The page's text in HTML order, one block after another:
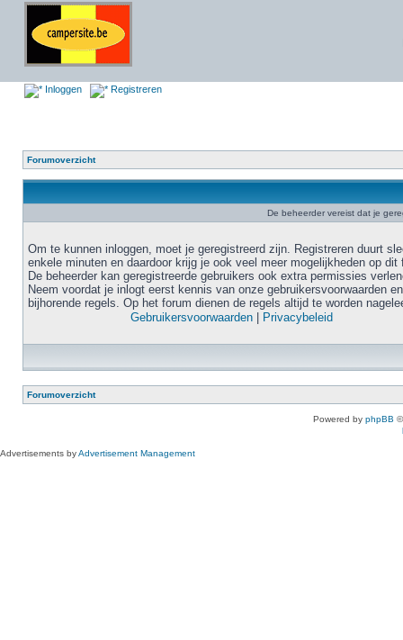
Inloggen Registreren
Forumoverzicht
De beheerder vereist dat je
Om te kunnen inloggen, moet je geregistreerd zijn. Registreren duurt
enkele minuten en daardoor krijg je ook veel meer mogelijkheden op dit
De beheerder kan geregistreerde gebruikers ook extra permissies
Neem voordat je inlogt eerst kennis van onze gebruikersvoorwaarden en
bijhorende regels. Op het forum dienen de regels altijd te worden
Gebruikersvoorwaarden
Privacybeleid
Forumoverzicht
Powered by phpBB
Advertisements byAdvertisement Management